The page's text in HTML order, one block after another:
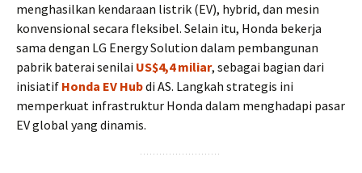
menghasilkan kendaraan listrik (EV), hybrid, dan mesin
konvensional secara fleksibel. Selain itu, Honda bekerja
sama dengan LG Energy Solution dalam pembangunan
pabrik baterai senilai US$4,4 miliar, sebagai bagian dari
inisiatif Honda EV Hubdi AS. Langkah strategis ini
memperkuat infrastruktur Honda dalam menghadapi pasar
EV global yang dinamis.